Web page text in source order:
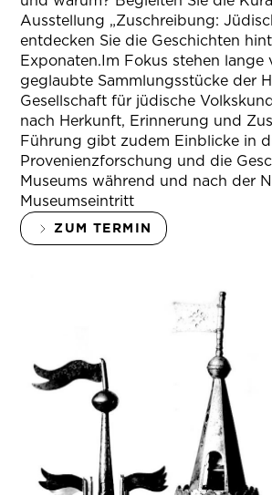
Ausstellung „Zuschreibung:
entdecken Sie die Geschichten
Exponaten.Im Fokus stehen lange
geglaubte Sammlungsstücke der
Gesellschaft für jüdische
nach Herkunft, Erinnerung und
Führung gibt zudem Einblicke in
Provenienzforschung und die
Museums während und nach der
Museumseintritt
ZUM TERMIN